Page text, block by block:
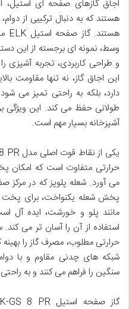
اجاق گازهای صفحه ای استیل،
هستند که به دنبال ترکیبی از
وسط، نمونه ای برجسته از این
و طراحی کاربردی، تجربه آشپزی
این اجاق گاز، نه تنها مقاومت
دارد، بلکه به راحتی تمیز می
طولانی حفظ می کند. این ویژگی
آشپزخانه بسیار مهم است.
حرارتی متفاوت است که امکان
می آورد. شعله پلوپز که در مرکز
پخش شعله یکنواخت، برای پخت
مانند پلو و خورشت، ایده آل
استفاده از آن را آسان تر می کند.
حرارتی مطلوب، مصرف گاز را
شبکه های چدنی مقاوم و با
سنگین را فراهم می کنند و به